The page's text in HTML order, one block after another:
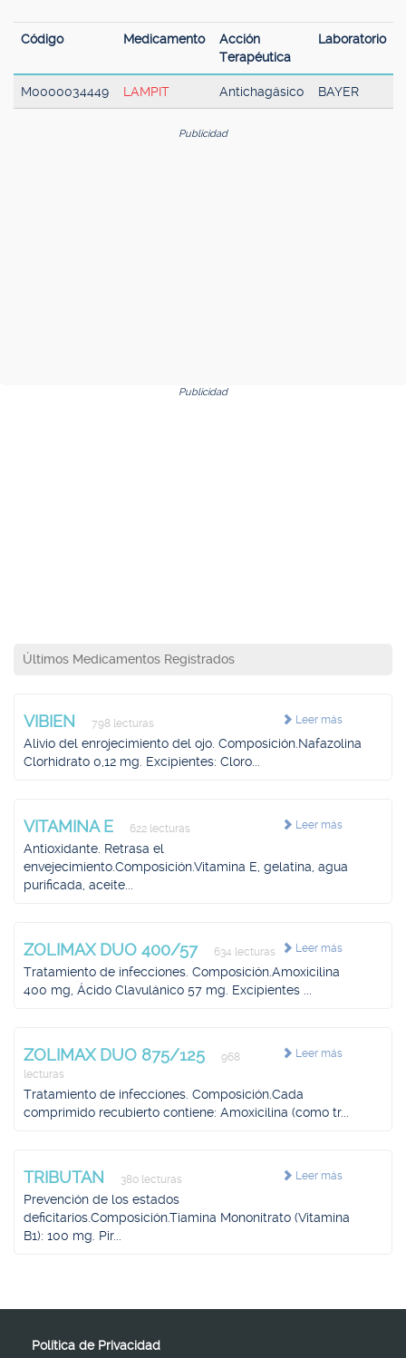
Código Medicamento
Acción
Terapéutica
Laboratorio
M0000034449 LAMPIT Antichagásico BAYER
Publicidad
Publicidad
Últimos Medicamentos Registrados
Leer más
VIBIEN 798 lecturas
Alivio del enrojecimiento del ojo. Composición.Nafazolina
Clorhidrato 0,12 mg. Excipientes: Cloro...
Leer más
VITAMINA E 622 lecturas
Antioxidante. Retrasa el
envejecimiento.Composición.Vitamina E, gelatina, agua
purificada, aceite...
Leer más
ZOLIMAX DUO 400/57 634 lecturas
Tratamiento de infecciones. Composición.Amoxicilina
400 mg, Ácido Clavulánico 57 mg. Excipientes ...
Leer más
ZOLIMAX DUO 875/125
968
lecturas
Tratamiento de infecciones. Composición.Cada
comprimido recubierto contiene: Amoxicilina (como tr...
Leer más
TRIBUTAN 380 lecturas
Prevención de los estados
deficitarios.Composición.Tiamina Mononitrato (Vitamina
B1): 100 mg. Pir...
Política de Privacidad